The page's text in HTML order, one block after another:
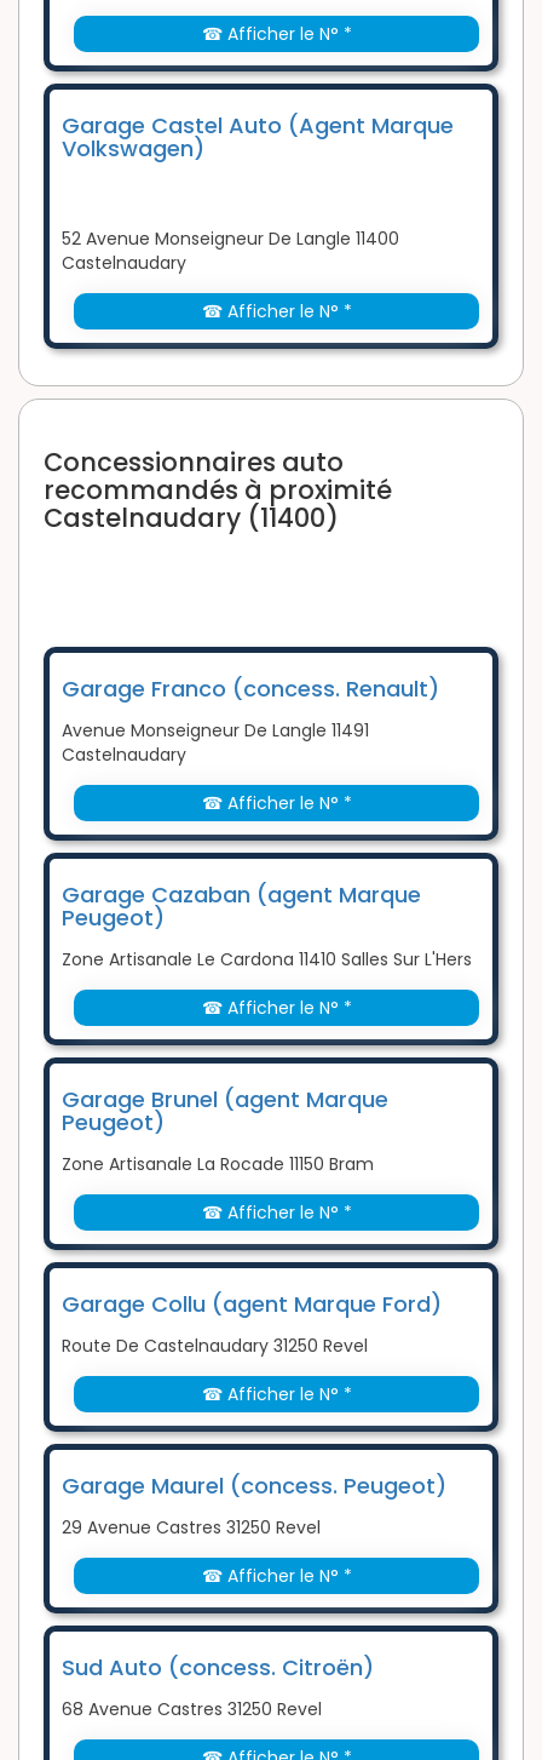
☎ Afficher le N° *
Garage Castel Auto (Agent Marque
Volkswagen)
52 Avenue Monseigneur De Langle 11400
Castelnaudary
☎ Afficher le N° *
Concessionnaires auto
recommandés à proximité
Castelnaudary (11400)
Garage Franco (concess. Renault)
Avenue Monseigneur De Langle 11491
Castelnaudary
☎ Afficher le N° *
Garage Cazaban (agent Marque
Peugeot)
Zone Artisanale Le Cardona 11410 Salles Sur L'Hers
☎ Afficher le N° *
Garage Brunel (agent Marque
Peugeot)
Zone Artisanale La Rocade 11150 Bram
☎ Afficher le N° *
Garage Collu (agent Marque Ford)
Route De Castelnaudary 31250 Revel
☎ Afficher le N° *
Garage Maurel (concess. Peugeot)
29 Avenue Castres 31250 Revel
☎ Afficher le N° *
Sud Auto (concess. Citroën)
68 Avenue Castres 31250 Revel